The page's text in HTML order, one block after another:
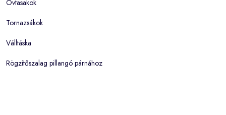
Övtasakok
Tornazsákok
Válltáska
Rögzítőszalag pillangó párnához